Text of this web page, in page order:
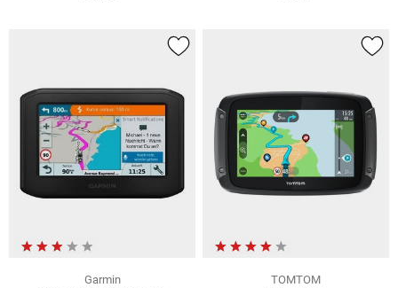
Garmin
TOMTOM